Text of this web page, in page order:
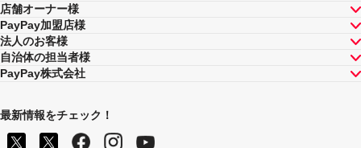
店舗オーナー様
PayPay加盟店様
法人のお客様
自治体の担当者様
PayPay株式会社
最新情報をチェック！